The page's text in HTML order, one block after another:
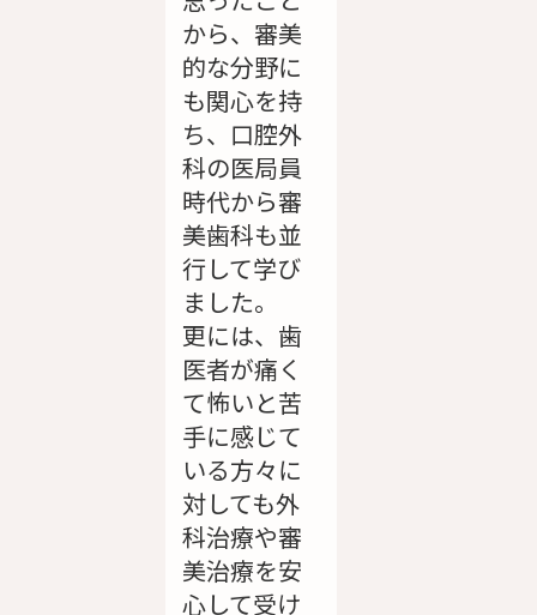
から、審美
的な分野に
も関心を持
ち、口腔外
科の医局員
時代から審
美歯科も並
行して学び
ました。
更には、歯
医者が痛く
て怖いと苦
手に感じて
いる方々に
対しても外
科治療や審
美治療を安
心して受け